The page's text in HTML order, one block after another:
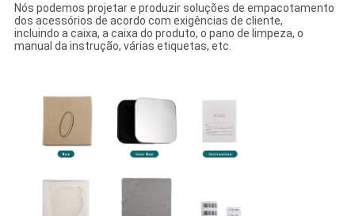
Nós podemos projetar e produzir soluções de empacotamento
dos acessórios de acordo com exigências de cliente,
incluindo a caixa, a caixa do produto, o pano de limpeza, o
manual da instrução, várias etiquetas, etc.